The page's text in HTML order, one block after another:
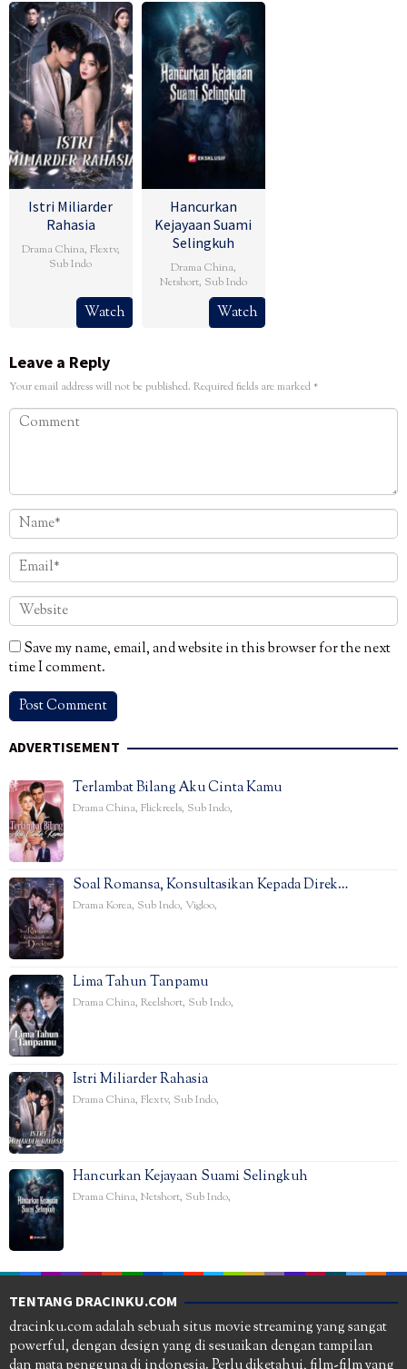
Istri Miliarder
Rahasia
Drama China, Flextv,
Sub Indo
Watch
Hancurkan
Kejayaan Suami
Selingkuh
Drama China,
Netshort, Sub Indo
Watch
Leave a Reply
Your email address will not be published. Required fields are marked*
Save my name, email, and website in this browser for the next
time I comment.
ADVERTISEMENT
Terlambat Bilang Aku Cinta Kamu
Drama China, Flickreels, Sub Indo,
Soal Romansa, Konsultasikan Kepada Direk…
Drama Korea, Sub Indo, Vigloo,
Lima Tahun Tanpamu
Drama China, Reelshort, Sub Indo,
Istri Miliarder Rahasia
Drama China, Flextv, Sub Indo,
Hancurkan Kejayaan Suami Selingkuh
Drama China, Netshort, Sub Indo,
TENTANG DRACINKU.COM
dracinku.com adalah sebuah situs movie streaming yang sangat
powerful, dengan design yang di sesuaikan dengan tampilan